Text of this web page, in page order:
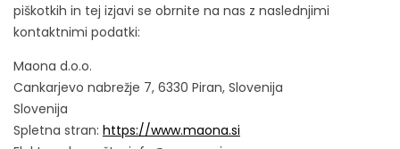
piškotkih in tej izjavi se obrnite na nas z naslednjimi
kontaktnimi podatki:
Maona d.o.o.
Cankarjevo nabrežje 7, 6330 Piran, Slovenija
Slovenija
Spletna stran: https://www.maona.si